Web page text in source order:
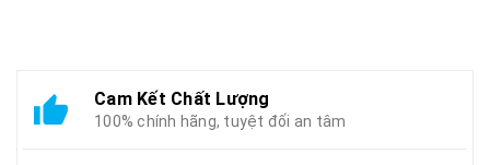
Cam Kết Chất Lượng
100% chính hãng, tuyệt đối an tâm